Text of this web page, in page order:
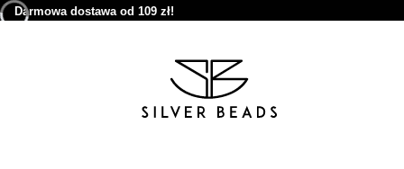
Darmowa dostawa od 109 zł!